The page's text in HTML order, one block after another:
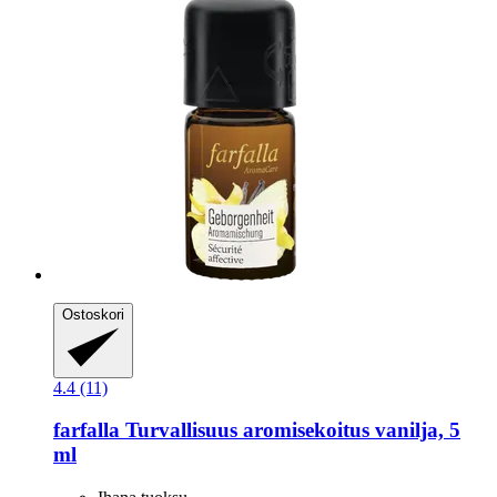
Ostoskori
4.4 (11)
farfalla Turvallisuus aromisekoitus vanilja, 5
ml